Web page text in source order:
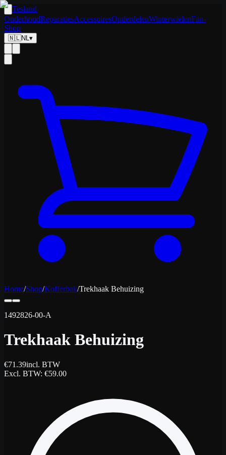
Tesland
OnderhoudReparatiesAccessoiresOnderdelenWinterwielenFan-
Shop
🇳🇱NL▾
Home/Shop/Kofferbak/Trekhaak Behuizing
1492826-00-A
Trekhaak Behuizing
€71.39incl. BTW
Excl. BTW: €59.00